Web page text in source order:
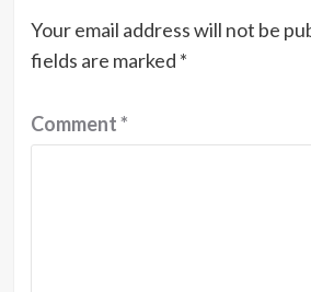
Your email address will not be
fields are marked *
Comment*